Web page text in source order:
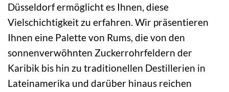
Düsseldorf ermöglicht es Ihnen, diese
Vielschichtigkeit zu erfahren. Wir präsentieren
Ihnen eine Palette von Rums, die von den
sonnenverwöhnten Zuckerrohrfeldern der
Karibik bis hin zu traditionellen Destillerien in
Lateinamerika und darüber hinaus reichen